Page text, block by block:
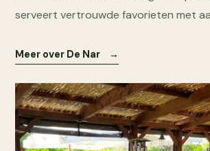
serveert vertrouwde favorieten met
Meer over De Nar →